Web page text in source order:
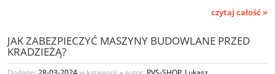
czytaj całość »
JAK ZABEZPIECZYĆ MASZYNY BUDOWLANE PRZED
KRADZIEŻĄ?